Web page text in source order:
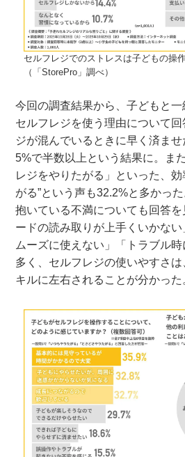
セルフレジでのストレスは子どもの操
（「StorePro」調べ）
今回の調査結果から、子どもと
セルフレジを使う理由について
ジが混んでいるときに早く済ま
5%で半数以上という結果に。ま
レジをやりたがる」といった、効
がる”という声も32.2%と多かっ
抱いている不満についても回答
ードの読み取りが上手くいかな
ムーズに使えない」「トラブル
多く、セルフレジの使いやすさ
キルに左右されることが分かった